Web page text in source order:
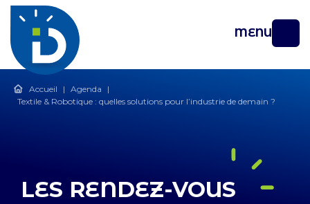
MENU
Accueil | Agenda
|
Textile & Robotique : quelles solutions pour l’industrie de demain ?
LES RENDEZ-VOUS